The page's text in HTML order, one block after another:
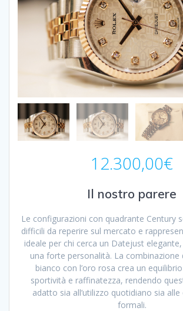
12.300,00€
Il nostro parere
Le configurazioni con quadrante Century
difficili da reperire sul mercato e
ideale per chi cerca un Datejust
una forte personalità. La combinazione
bianco con l’oro rosa crea un
sportività e raffinatezza, rendendo
adatto sia all’utilizzo quotidiano sia
formali.